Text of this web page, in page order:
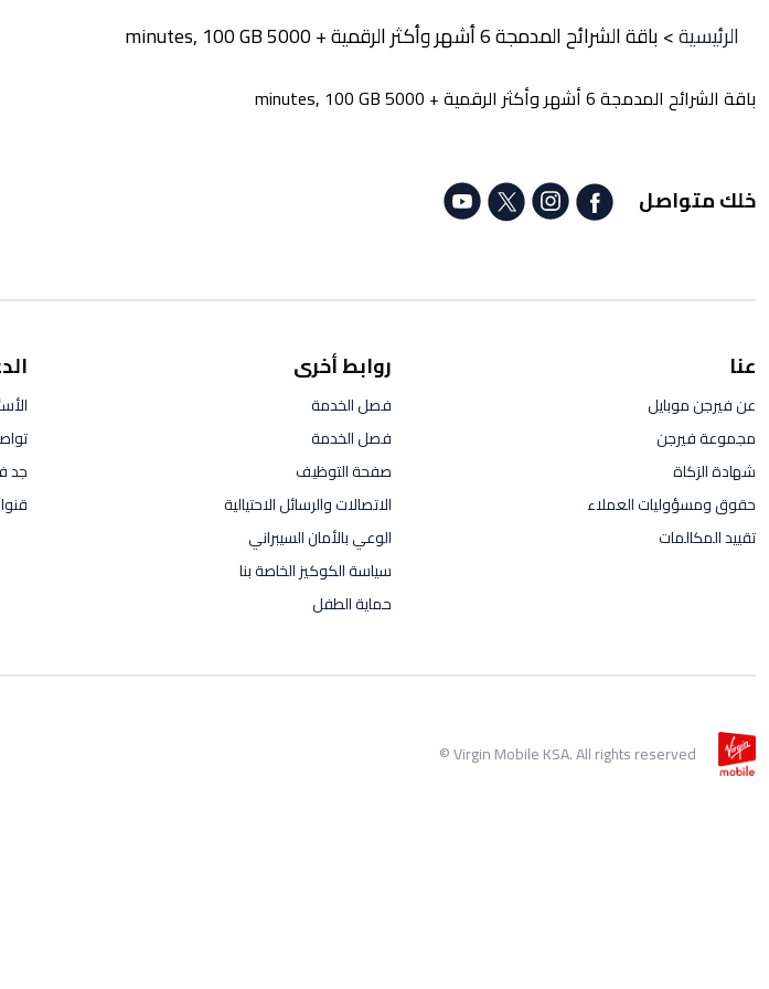
الرئيسية>باقة الشرائح المدمجة 6 أشهر وأكثر الرقمية + 5000 minutes, 100 GB
باقة الشرائح المدمجة 6 أشهر وأكثر الرقمية + 5000 minutes, 100 GB
خلك متواصل
عنا
عن فيرجن موبايل
مجموعة فيرجن
شهادة الزكاة
حقوق ومسؤوليات العملاء
تقييد المكالمات
روابط أخرى
فصل الخدمة
فصل الخدمة
صفحة التوظيف
الاتصالات والرسائل الاحتيالية
الوعي بالأمان السيبراني
سياسة الكوكيز الخاصة بنا
حماية الطفل
جد
Virgin Mobile KSA. All rights reserved ©